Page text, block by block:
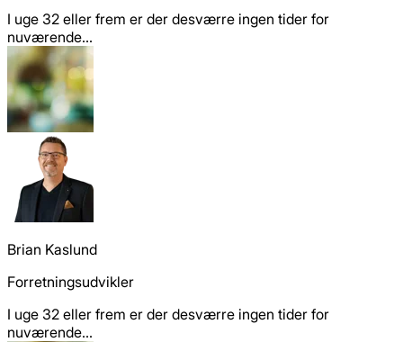
I uge 32 eller frem er der desværre ingen tider for
nuværende...
Brian Kaslund
Forretningsudvikler
I uge 32 eller frem er der desværre ingen tider for
nuværende...